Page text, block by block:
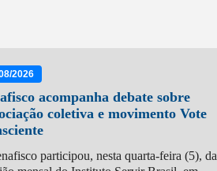
2026
acompanha debate sobre
coletiva e movimento Vote
participou, nesta quarta-feira (5), da